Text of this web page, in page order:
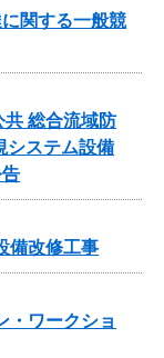
関する一般競
共 総合流域防
システム設備
備改修工事
・ワークショ